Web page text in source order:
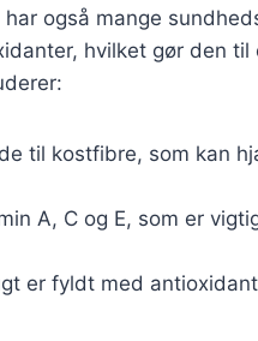
også mange
hvilket gør den
til kostfibre, som kan
A, C og E, som er
er fyldt med